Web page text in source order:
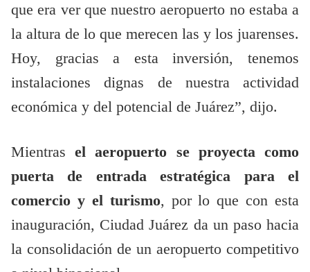
que era ver que nuestro aeropuerto no estaba a
la altura de lo que merecen las y los juarenses.
Hoy, gracias a esta inversión, tenemos
instalaciones dignas de nuestra actividad
económica y del potencial de Juárez”, dijo.
Mientrasel aeropuerto se proyecta como
puerta de entrada estratégica para el
comercio y el turismo, por lo que con esta
inauguración, Ciudad Juárez da un paso hacia
la consolidación de un aeropuerto competitivo